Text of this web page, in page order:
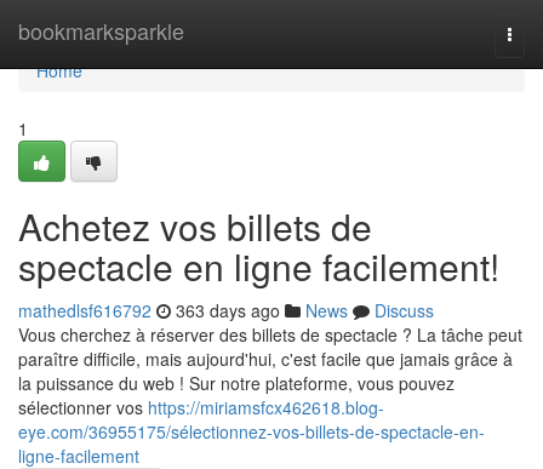
bookmarksparkle
Home
Home
1
Achetez vos billets de
spectacle en ligne facilement!
mathedlsf616792 363 days ago News
Discuss
Vous cherchez à réserver des billets de spectacle ? La tâche peut
paraître difficile, mais aujourd'hui, c'est facile que jamais grâce à
la puissance du web ! Sur notre plateforme, vous pouvez
sélectionner vos https://miriamsfcx462618.blog-
eye.com/36955175/sélectionnez-vos-billets-de-spectacle-en-
ligne-facilement